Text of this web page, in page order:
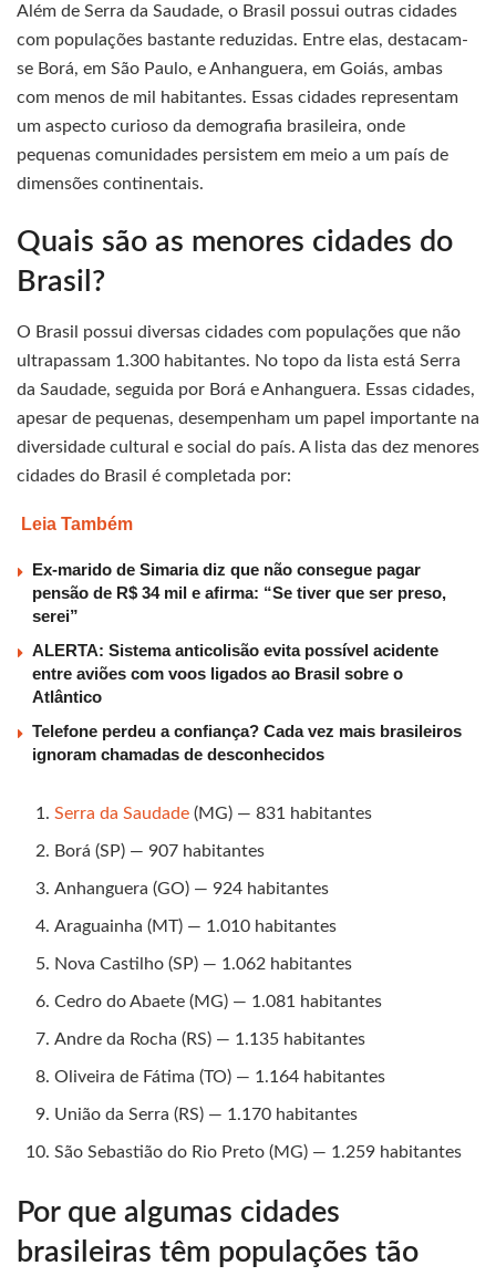
Além de Serra da Saudade, o Brasil possui outras cidades
com populações bastante reduzidas. Entre elas, destacam-
se Borá, em São Paulo, e Anhanguera, em Goiás, ambas
com menos de mil habitantes. Essas cidades representam
um aspecto curioso da demografia brasileira, onde
pequenas comunidades persistem em meio a um país de
dimensões continentais.
Quais são as menores cidades do
Brasil?
O Brasil possui diversas cidades com populações que não
ultrapassam 1.300 habitantes. No topo da lista está Serra
da Saudade, seguida por Borá e Anhanguera. Essas cidades,
apesar de pequenas, desempenham um papel importante na
diversidade cultural e social do país. A lista das dez menores
cidades do Brasil é completada por:
Leia Também
Ex-marido de Simaria diz que não consegue pagar
pensão de R$ 34 mil e afirma: “Se tiver que ser preso,
serei”
ALERTA: Sistema anticolisão evita possível acidente
entre aviões com voos ligados ao Brasil sobre o
Atlântico
Telefone perdeu a confiança? Cada vez mais brasileiros
ignoram chamadas de desconhecidos
Serra da Saudade (MG) — 831 habitantes
Borá (SP) — 907 habitantes
Anhanguera (GO) — 924 habitantes
Araguainha (MT) — 1.010 habitantes
Nova Castilho (SP) — 1.062 habitantes
Cedro do Abaete (MG) — 1.081 habitantes
Andre da Rocha (RS) — 1.135 habitantes
Oliveira de Fátima (TO) — 1.164 habitantes
União da Serra (RS) — 1.170 habitantes
São Sebastião do Rio Preto (MG) — 1.259 habitantes
Por que algumas cidades
brasileiras têm populações tão